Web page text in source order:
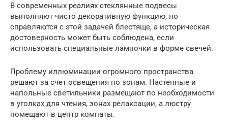
В современных реалиях стеклянные подвесы
выполняют чисто декоративную функцию, но
справляются с этой задачей блестяще, а историческая
достоверность может быть соблюдена, если
использовать специальные лампочки в форме свечей.
Проблему иллюминации огромного пространства
решают за счет освещения по зонам. Настенные и
напольные светильники размещают по необходимости
в уголках для чтения, зонах релаксации, а люстру
помещают в центр комнаты.